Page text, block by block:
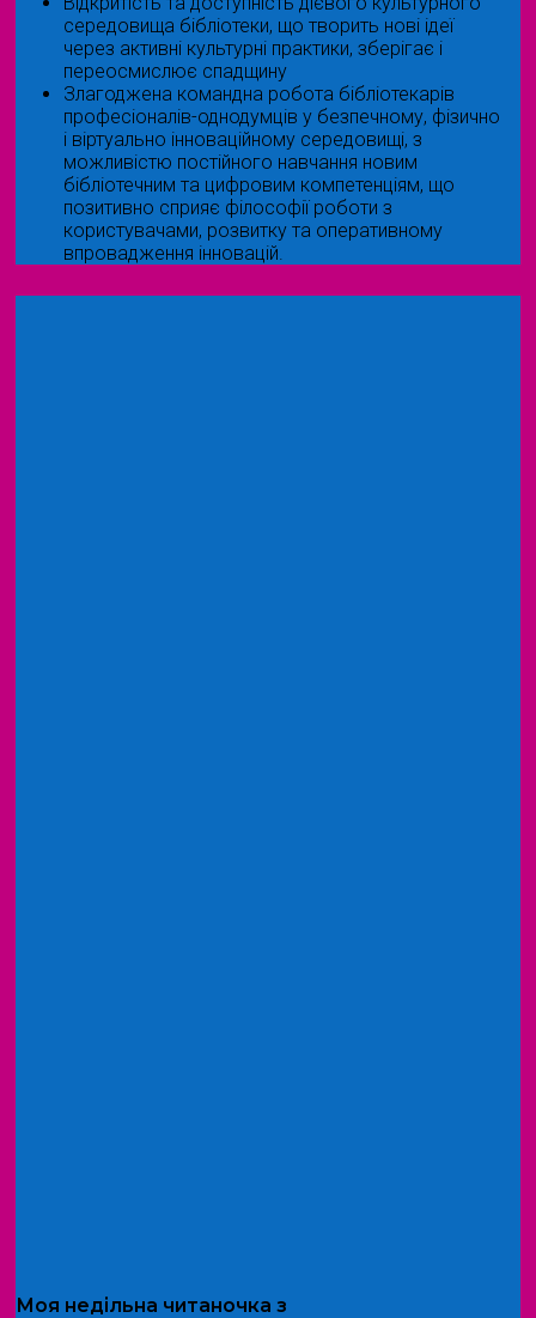
середовища бібліотеки, що творить нові ідеї
через активні культурні практики, зберігає і
переосмислює спадщину
Злагоджена командна робота бібліотекарів
професіоналів-однодумців у безпечному, фізично
і віртуально інноваційному середовищі, з
можливістю постійного навчання новим
бібліотечним та цифровим компетенціям, що
позитивно сприяє філософії роботи з
користувачами, розвитку та оперативному
впровадження інновацій.
Моя недільна читаночка з